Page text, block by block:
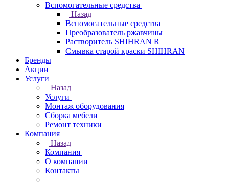
Вспомогательные средства
Назад
Вспомогательные средства
Преобразователь ржавчины
Растворитель SHIHRAN R
Смывка старой краски SHIHRAN
Бренды
Акции
Услуги
Назад
Услуги
Монтаж оборудования
Сборка мебели
Ремонт техники
Компания
Назад
Компания
О компании
Контакты